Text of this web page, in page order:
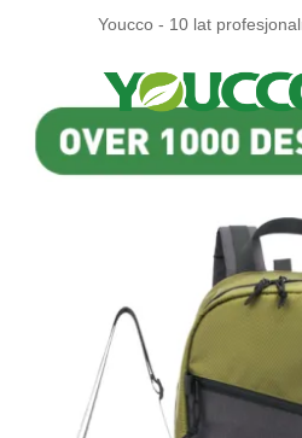
Youcco - 10 lat